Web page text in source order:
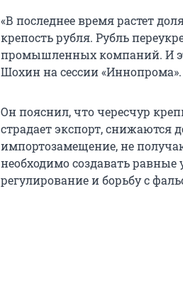
«В последнее время растет
крепость рубля. Рубль
промышленных компаний. И
Шохин на сессии «Иннопрома».
Он пояснил, что чересчур
страдает экспорт,
импортозамещение, не
необходимо создавать равные
регулирование и борьбу с